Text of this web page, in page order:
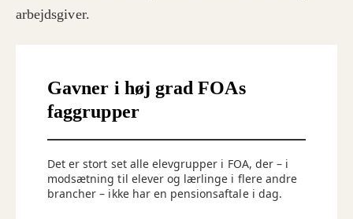
arbejdsgiver.
Gavner i høj grad FOAs
faggrupper
Det er stort set alle elevgrupper i FOA, der – i
modsætning til elever og lærlinge i flere andre
brancher – ikke har en pensionsaftale i dag.